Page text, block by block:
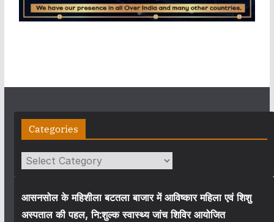
Categories
Categories
आसनसोल के महिशीला बटतला बाजार में आविष्कार महिला एवं शिशु
अस्पताल की पहल, नि:शुल्क स्वास्थ्य जांच शिविर आयोजित